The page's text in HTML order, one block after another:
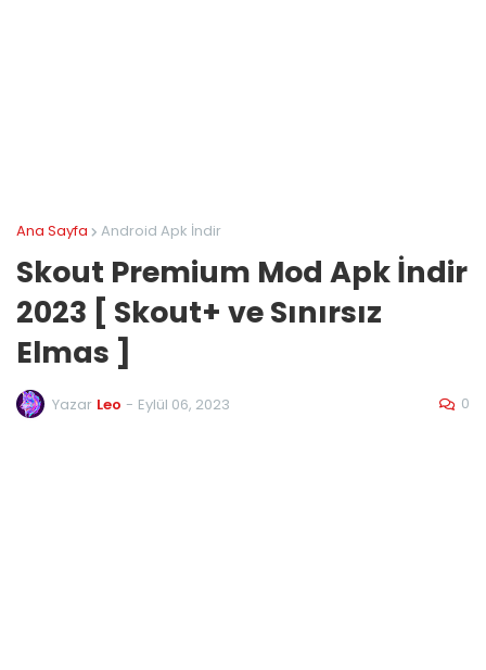
Ana Sayfa Android Apk İndir
Skout Premium Mod Apk İndir
2023 [ Skout+ ve Sınırsız
Elmas ]
Yazar Leo - Eylül 06, 2023 0